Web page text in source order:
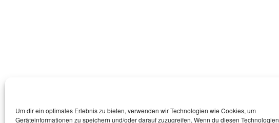
Um dir ein optimales Erlebnis zu bieten, verwenden wir Technologien wie Cookies, um
Geräteinformationen zu speichern und/oder darauf zuzugreifen. Wenn du diesen Technologien